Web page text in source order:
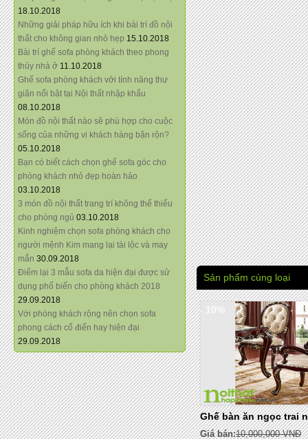
18.10.2018
Những giải pháp hữu ích khi bài trí đồ nội
thất cho không gian nhỏ hẹp 15.10.2018
Bài trí ghế sofa phòng khách theo phong
thủy nhà ở 11.10.2018
Ghế sofa phòng khách với tính năng thư
giãn nổi bật tại Nội thất nhập khẩu
08.10.2018
Món đồ nội thất nào sẽ phù hợp cho cuộc
sống của những vị khách hàng bận rộn?
05.10.2018
Bạn có biết cách chọn ghế sofa góc cho
phòng khách nhỏ đẹp hoàn hảo
03.10.2018
3 món đồ nội thất trang trí không thể thiếu
cho phòng ngủ 03.10.2018
Kinh nghiệm chọn sofa phòng khách cho
người mệnh Kim mang lại tài lộc và may
mắn 30.09.2018
Điểm lại 3 mẫu sofa da hiện đại được sử
dụng phổ biến cho phòng khách 2018
29.09.2018
Với phòng khách rộng nên chọn sofa
phong cách cổ điển hay hiện đại
29.09.2018
Sản phẩm cùng loại
- 10%
Ghế bàn ăn ngọc trai
Giá bán:10,000,000 VNĐ